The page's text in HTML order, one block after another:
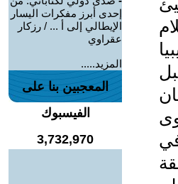
إحدى أبرز مفكرات اليسار
الإيطالي إلى أ ... / رزكار
عقراوي
المزيد.....
المعجبين بنا على
الفيسبوك
3,732,970